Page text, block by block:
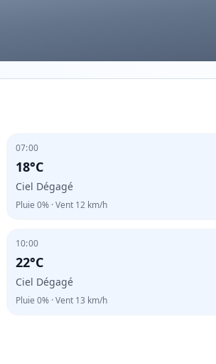
07:00
18°C
Ciel Dégagé
Pluie 0%· Vent 12km/h
10:00
22°C
Ciel Dégagé
Pluie 0%· Vent 13 km/h